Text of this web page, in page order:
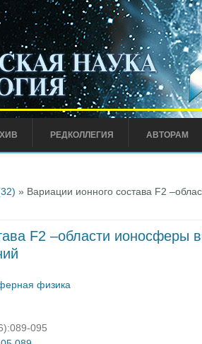
РЕДКОЛЛЕГИЯ АВТОРАМ
» Вариации ионного состава F2
F2 –области ионосферы
физика
095